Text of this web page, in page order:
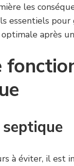
les
essentiels
après
à éviter, il est